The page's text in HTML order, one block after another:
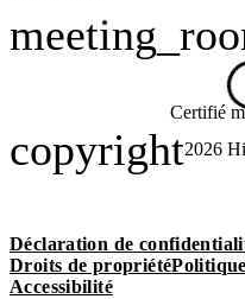
Certifié
copyright2026
Déclaration de
Droits de propriété
Accessibilité